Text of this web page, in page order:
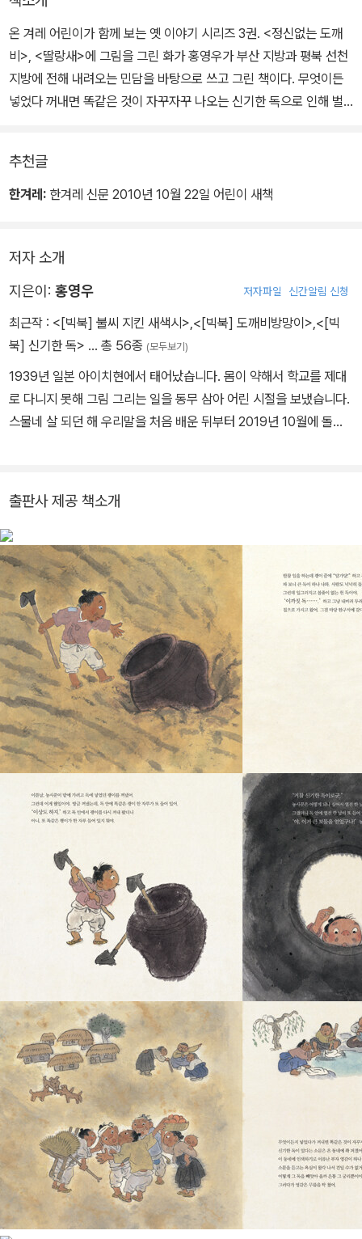
온 겨레 어린이가 함께 보는 옛 이야기 시리즈 3권. <정신없는 도깨
비>, <딸랑새>에 그림을 그린 화가 홍영우가 부산 지방과 평북 선천
지방에 전해 내려오는 민담을 바탕으로 쓰고 그린 책이다. 무엇이든
넣었다 꺼내면 똑같은 것이 자꾸자꾸 나오는 신기한 독으로 인해 벌
추천글
한겨레: 한겨레 신문 2010년 10월 22일 어린이 새책
저자 소개
지은이: 홍영우 저자파일 신간알림 신청
최근작 : <[빅북] 불씨 지킨 새색시>,<[빅북] 도깨비방망이>,<[빅
북] 신기한 독> … 총 56종 (모두보기)
1939년 일본 아이치현에서 태어났습니다. 몸이 약해서 학교를 제대
로 다니지 못해 그림 그리는 일을 동무 삼아 어린 시절을 보냈습니다.
스물네 살 되던 해 우리말을 처음 배운 뒤부터 2019년 10월에 돌아
만들었습니다. 재일 동포 어린이들을 위해 《우리말 도감》도 만들었습
니다. 2010년 5월에 서울 인사아트센터에서 '홍영우 그림책 원화
전'을 열었고 2011년 5월에는 파주 아시아출판문화정보센터에서 '홍
영우 옛이야기 그림책전'을 열었습니다.
출판사 제공 책소개